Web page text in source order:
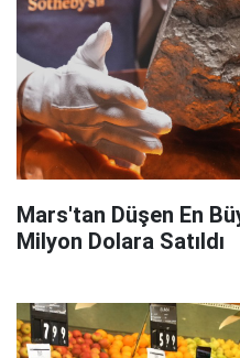
Mars'tan Düşen En
Milyon Dolara Satıldı